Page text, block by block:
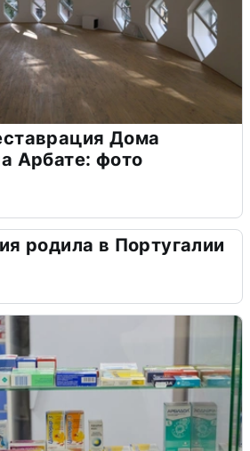
Дома
Арбате: фото
родила в Португалии